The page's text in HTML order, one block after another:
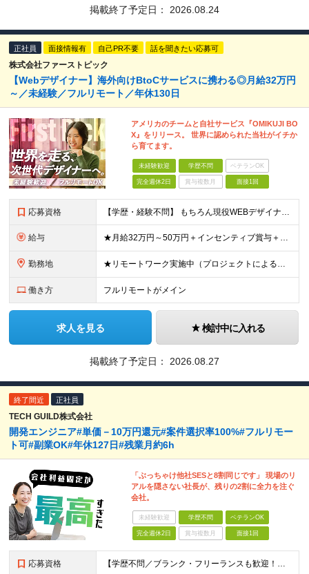
掲載終了予定日： 2026.08.24
正社員 面接情報有 自己PR不要 話を聞きたい応募可
株式会社ファーストピック
【Webデザイナー】海外向けBtoCサービスに携わる◎月給32万円
～／未経験／フルリモート／年休130日
アメリカのチームと自社サービス『OMIKUJI BO
X』をリリース。 世界に認められた当社がイチか
ら育てます。
未経験歓迎 学歴不問 ベテランOK
完全週休2日 賞与複数月 面接1回
応募資格 【学歴・経験不問】 もちろん現役WEBデザイナーも大歓迎です！ ＊未経験者大歓迎！第二新卒歓迎/最短6ヶ月の充実研修/WEB面接可能＊ 「PCを触ったことがない・・・」 「スマホしか使ったことない
給与 ★月給32万円～50万円＋インセンティブ賞与＋決算賞与★ （30時間の固定残業代、一律月54,750円を含む。超過分は支給） ※経験・スキルを考慮の上、決定 ※昇給：随時あり 【インセンティブについ
勤務地 ★リモートワーク実施中（プロジェクトによる） ※一部フルリモートあり 【本社】 東京都千代田区五番町4-8 日立五番町ビル 5F 【その他勤務先】 ・北海道札幌市中央区大通東 ・宮城県仙台市青葉区
働き方 フルリモートがメイン
求人を見る 検討中に入れる
掲載終了予定日： 2026.08.27
終了間近 正社員
TECH GUILD株式会社
開発エンジニア#単価－10万円還元#案件選択率100%#フルリモー
ト可#副業OK#年休127日#残業月約6h
「ぶっちゃけ他社SESと8割同じです」 現場のリ
アルを隠さない社長が、残りの2割に全力を注ぐ
会社。
未経験歓迎 学歴不問 ベテランOK
完全週休2日 賞与複数月 面接1回
応募資格 【学歴不問／ブランク・フリーランスも歓迎！】 ●何かしらの言語での開発経験がある方（担当フェーズ・経験年数不問！） ※外国籍の方は日本語能力試験N1必須 ★こんな方にピッタリです！ ・還元率や評価制